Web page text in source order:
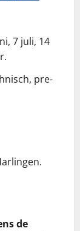
7 juli, 14
pre-
de